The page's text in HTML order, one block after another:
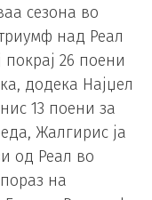
сезона во
над Реал
26 поени
додека Најџел
13 поени за
Жалгирис ја
од Реал во
на